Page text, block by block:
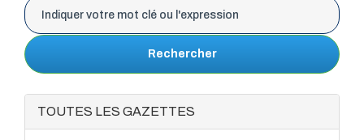
Rechercher
TOUTES LES GAZETTES